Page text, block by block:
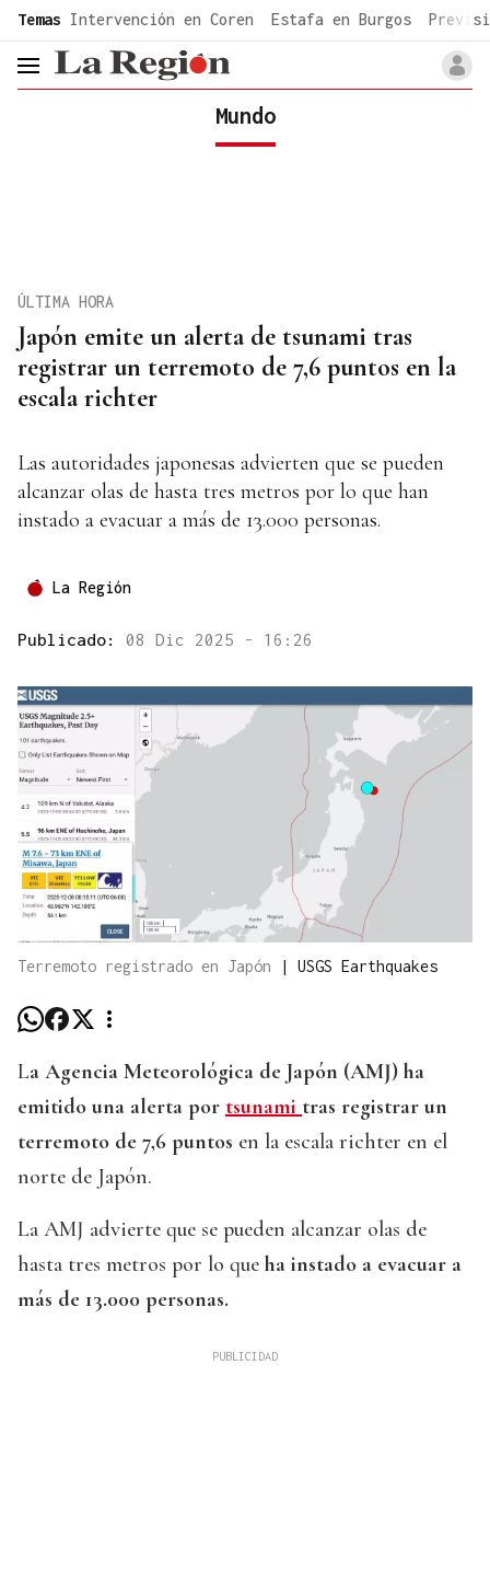
common.go-to-content
Temas Intervención en Coren Estafa en Burgos
header.menu.open
Mundo
Japón emite un alerta de tsunami tras
registrar un terremoto de 7,6 puntos en la
escala richter
ÚLTIMA HORA
Las autoridades japonesas advierten que se pueden
alcanzar olas de hasta tres metros por lo que han
instado a evacuar a más de 13.000 personas.
La Región
Publicado: 08 Dic 2025 - 16:26
Terremoto registrado en Japón | USGS Earthquakes
La Agencia Meteorológica de Japón (AMJ) ha
emitido una alerta por tsunami tras registrar un
terremoto de 7,6 puntos en la escala richter en el
norte de Japón.
La AMJ advierte que se pueden alcanzar olas de
hasta tres metros por lo que ha instado a evacuar a
más de 13.000 personas.